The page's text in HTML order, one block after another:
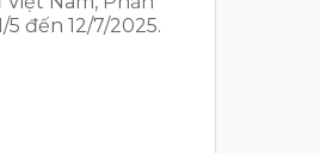
đến 12/7/2025.